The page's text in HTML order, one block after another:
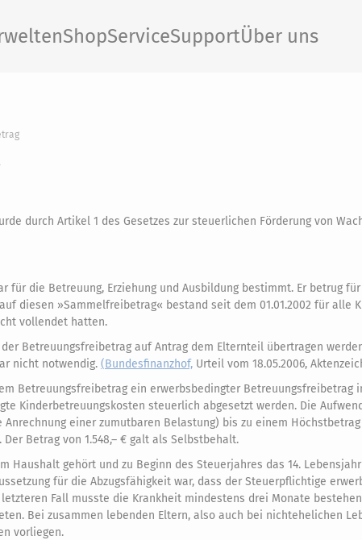
ShopServiceSupportÜber uns
durch Artikel 1 des Gesetzes zur steuerlichen Förderung von
für die Betreuung, Erziehung und Ausbildung bestimmt. Er betrug
diesen »Sammelfreibetrag« bestand seit dem 01.01.2002 für alle
vollendet hatten.
Betreuungsfreibetrag auf Antrag dem Elternteil übertragen
nicht notwendig. (Bundesfinanzhof, Urteil vom 18.05.2006,
Betreuungsfreibetrag ein erwerbsbedingter Betreuungsfreibetrag
Kinderbetreuungskosten steuerlich abgesetzt werden. Die
einer zumutbaren Belastung) bis zu einem
Betrag von 1.548,– € galt als Selbstbehalt.
Haushalt gehört und zu Beginn des Steuerjahres das 14.
für die Abzugsfähigkeit war, dass der Steuerpflichtige
Fall musste die Krankheit mindestens drei Monate
Bei zusammen lebenden Eltern, also auch bei nichtehelichen
vorliegen.